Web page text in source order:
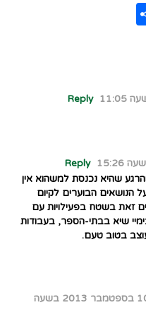
Reply
Reply
שהיא נכנסת למשהוא אין
הנושאים הבוערים לקיום
זאת בשטח בפעילויות עם
שיא בבתי-הספר, בעבודות
בטוב טעם.
10 בספטמבר 2013 בשעה